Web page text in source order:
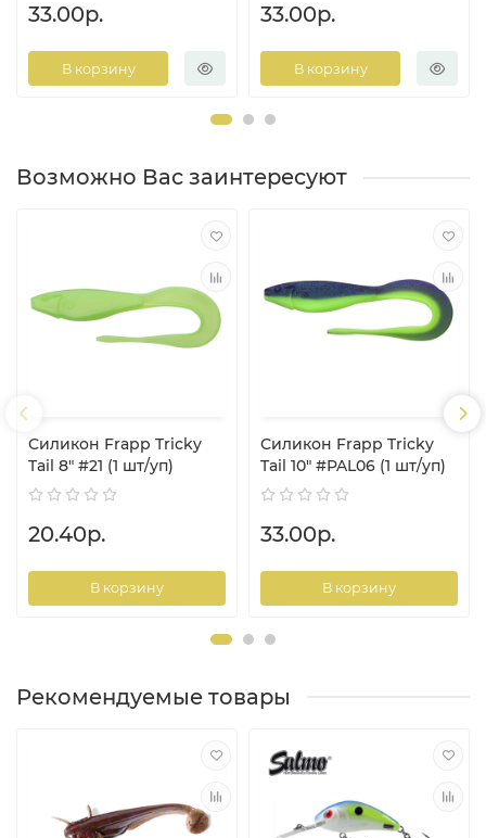
33.00р.
В корзину
33.00р.
В корзину
Возможно Вас заинтересуют
Силикон Frapp Tricky
Tail 8" #21 (1 шт/уп)
20.40р.
В корзину
Силикон Frapp Tricky
Tail 10" #PAL06 (1 шт/уп)
33.00р.
В корзину
Рекомендуемые товары